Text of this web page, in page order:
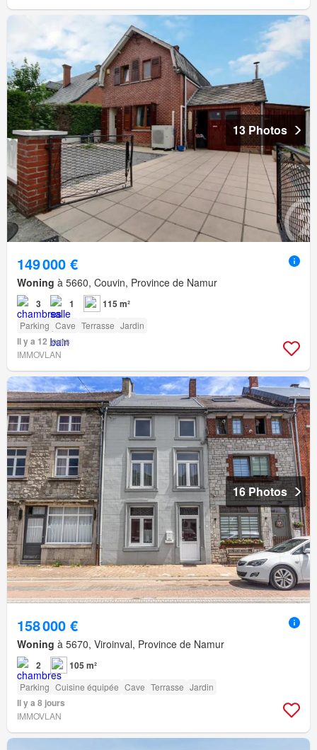
13 Photos
149 000 €
Woning à 5660, Couvin, Province de Namur
3 1 115 m²
Parking Cave Terrasse Jardin
Il y a 12 jours
IMMOVLAN
16 Photos
158 000 €
Woning à 5670, Viroinval, Province de Namur
2 105 m²
Parking Cuisine équipée Cave Terrasse Jardin
Il y a 8 jours
IMMOVLAN